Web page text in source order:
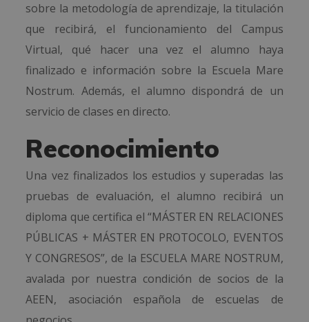
sobre la metodología de aprendizaje, la titulación
que recibirá, el funcionamiento del Campus
Virtual, qué hacer una vez el alumno haya
finalizado e información sobre la Escuela Mare
Nostrum. Además, el alumno dispondrá de un
servicio de clases en directo.
Reconocimiento
Una vez finalizados los estudios y superadas las
pruebas de evaluación, el alumno recibirá un
diploma que certifica el “MÁSTER EN RELACIONES
PÚBLICAS + MÁSTER EN PROTOCOLO, EVENTOS
Y CONGRESOS”, de la ESCUELA MARE NOSTRUM,
avalada por nuestra condición de socios de la
AEEN, asociación española de escuelas de